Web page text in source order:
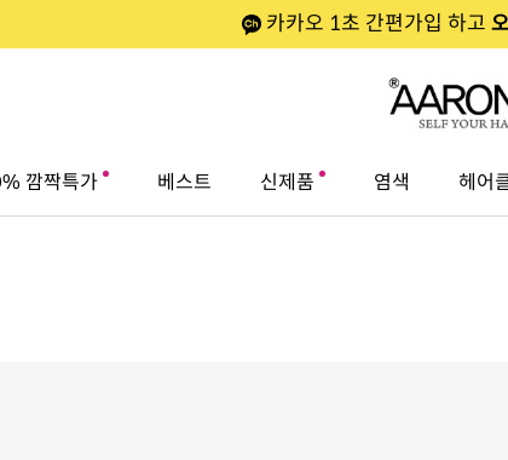
카카오 1초 간편가입 하고
깜짝특가 베스트 신제품 염색 헤어